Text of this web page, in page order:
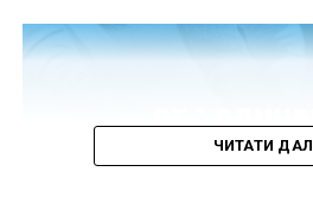
Про Нео-каліграфію: Це
Головний меседж Bouquet Kyiv
Велика Британія була однією з
яка чітко і безкомпромісно
ЧИТАТИ